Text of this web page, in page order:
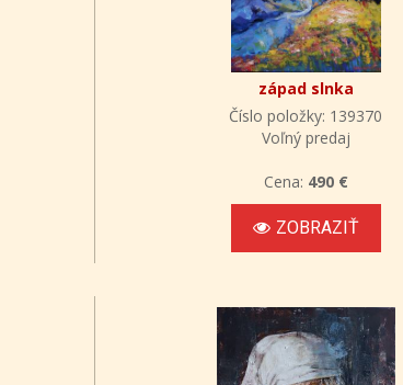
západ slnka
Číslo položky: 139370
Voľný predaj
Cena: 490 €
ZOBRAZIŤ